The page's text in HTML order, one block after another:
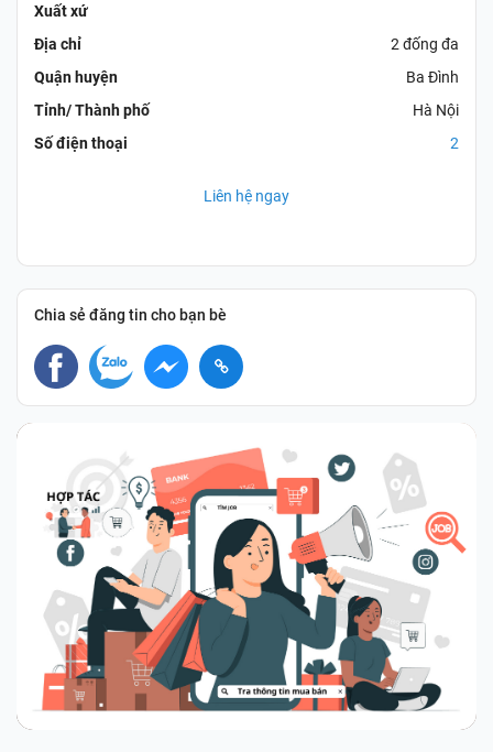
Xuất xứ
Địa chỉ
2 đống đa
Quận huyện
Ba Đình
Tỉnh/ Thành phố
Hà Nội
Số điện thoại
2
Liên hệ ngay
Chia sẻ đăng tin cho bạn bè